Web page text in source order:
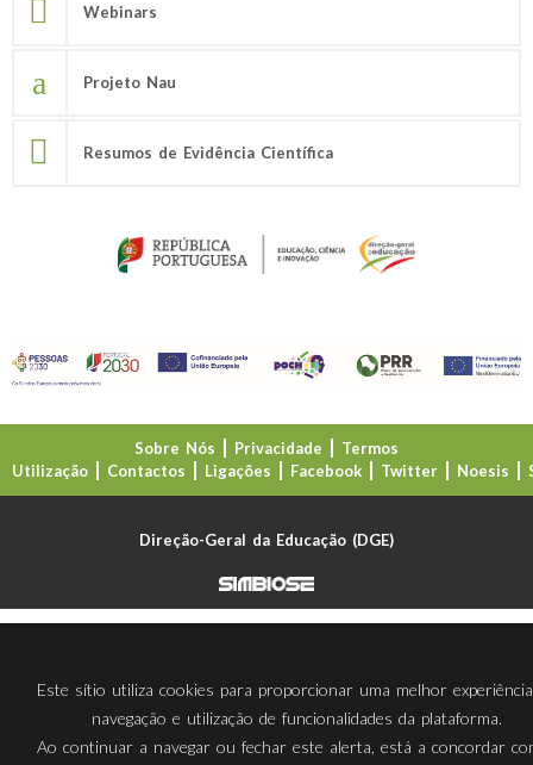
Webinars
Projeto Nau
Resumos de Evidência Científica
Sobre Nós Privacidade
Termos
Utilização
Contactos Ligações Facebook Twitter Noesis
Direção-Geral da Educação (DGE)
Este sítio utiliza cookies para proporcionar uma melhor
navegação e utilização de funcionalidades da plataforma.
Ao continuar a navegar ou fechar este alerta, está a concordar